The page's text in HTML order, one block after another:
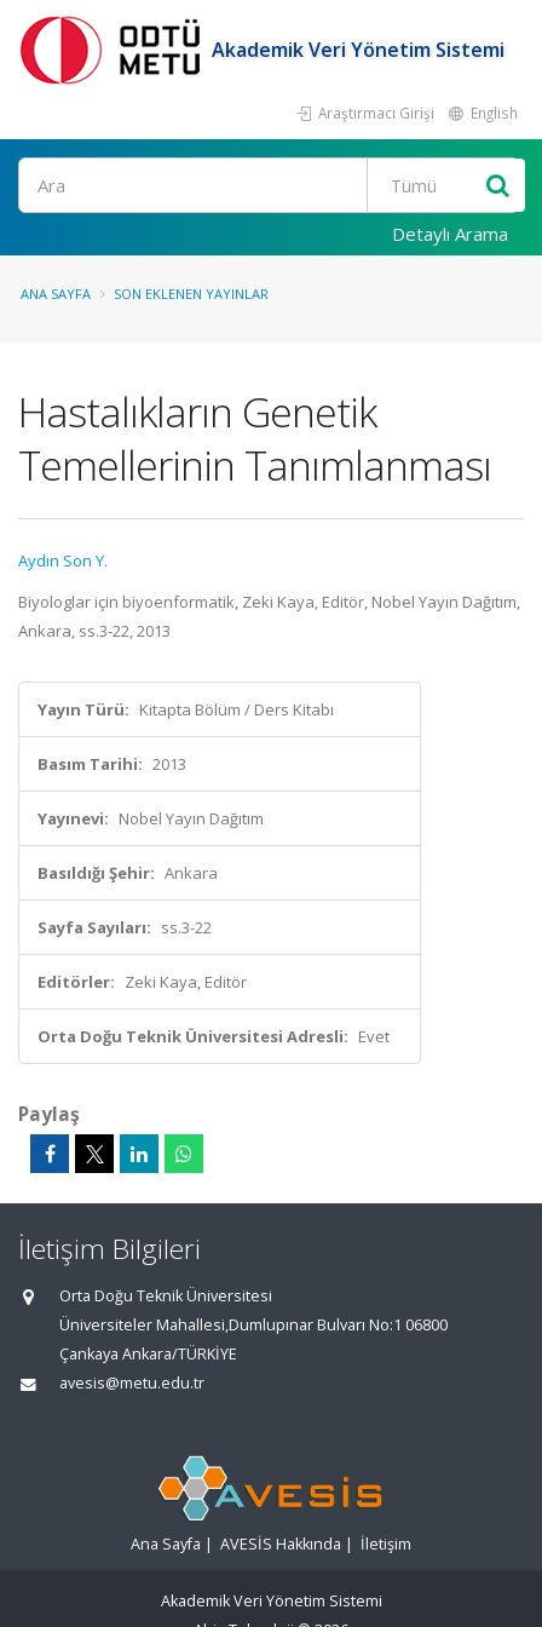
Akademik Veri Yönetim Sistemi
Araştırmacı Girişi English
Ara
Detaylı Arama
ANA SAYFA SON EKLENEN YAYINLAR
Hastalıkların Genetik
Temellerinin Tanımlanması
Aydın Son Y.
Biyologlar için biyoenformatik, Zeki Kaya, Editör, Nobel Yayın Dağıtım,
Ankara, ss.3-22, 2013
Yayın Türü: Kitapta Bölüm / Ders Kitabı
Basım Tarihi: 2013
Yayınevi: Nobel Yayın Dağıtım
Basıldığı Şehir: Ankara
Sayfa Sayıları: ss.3-22
Editörler: Zeki Kaya, Editör
Orta Doğu Teknik Üniversitesi Adresli: Evet
Paylaş
İletişim Bilgileri
Orta Doğu Teknik Üniversitesi
Üniversiteler Mahallesi,Dumlupınar Bulvarı No:1 06800
Çankaya Ankara/TÜRKİYE
avesis@metu.edu.tr
Ana Sayfa | AVESİS Hakkında | İletişim
Akademik Veri Yönetim Sistemi